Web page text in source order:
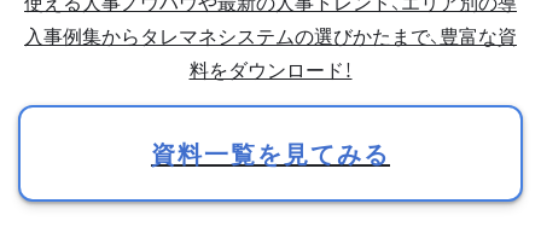
入事例集からタレマネシステムの選びかたまで、豊富な資
料をダウンロード！
資料一覧を見てみる